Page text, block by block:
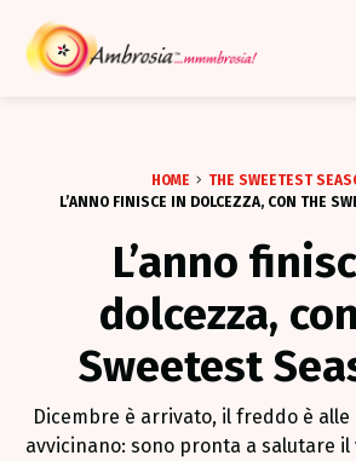
HOME
THE SWEETEST
L’ANNO FINISCE IN DOLCEZZA, CON THE
L’anno
dolcezza,
Sweetest
Dicembre è arrivato, il freddo è
avvicinano: sono pronta a salutare il